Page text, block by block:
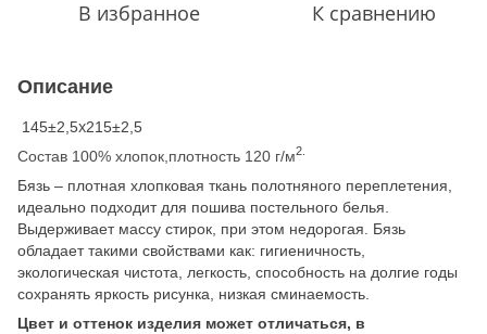
В избранное К сравнению
Описание
145±2,5х215±2,5
Состав 100% хлопок,плотность 120 г/м2.
Бязь – плотная хлопковая ткань полотняного переплетения,
идеально подходит для пошива постельного белья.
Выдерживает массу стирок, при этом недорогая. Бязь
обладает такими свойствами как: гигиеничность,
экологическая чистота, легкость, способность на долгие годы
сохранять яркость рисунка, низкая сминаемость.
Цвет и оттенок изделия может отличаться, в